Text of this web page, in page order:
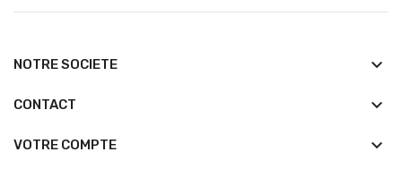
NOTRE SOCIETE keyboard_arrow_down
CONTACT keyboard_arrow_down
VOTRE COMPTE 